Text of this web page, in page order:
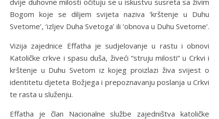
dvije duhovne milosti očituju se u iskustvu susreta sa živim
Bogom koje se diljem svijeta naziva ‘krštenje u Duhu
Svetome’, ‘izljev Duha Svetoga’ ili ‘obnova u Duhu Svetome’.
Vizija zajednice Effatha je sudjelovanje u rastu i obnovi
Katoličke crkve i spasu duša, živeći “struju milosti” u Crkvi i
krštenje u Duhu Svetom iz kojeg proizlazi živa svijest o
identitetu djeteta Božjega i prepoznavanju poslanja u Crkvi
te rasta u služenju.
Effatha je član Nacionalne službe zajedništva katoličke